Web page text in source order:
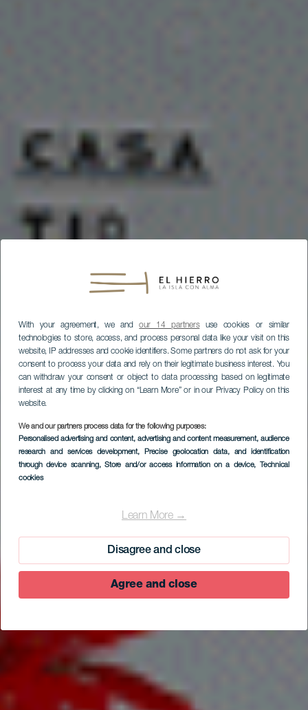
With your agreement, we andour 14 partnersuse cookies or similar
technologies to store, access, and process personal data like your visit on this
website, IP addresses and cookie identifiers. Some partners do not ask for your
consent to process your data and rely on their legitimate business interest. You
can withdraw your consent or object to data processing based on legitimate
interest at any time by clicking on “Learn More” or in our Privacy Policy on this
website.
We and our partners process data for the following purposes:
Personalised advertising and content, advertising and content measurement, audience
research and services development, Precise geolocation data, and identification
through device scanning, Store and/or access information on a device, Technical
cookies
Learn More →
Disagree and close
Agree and close
Casa Rural Tío Pedro